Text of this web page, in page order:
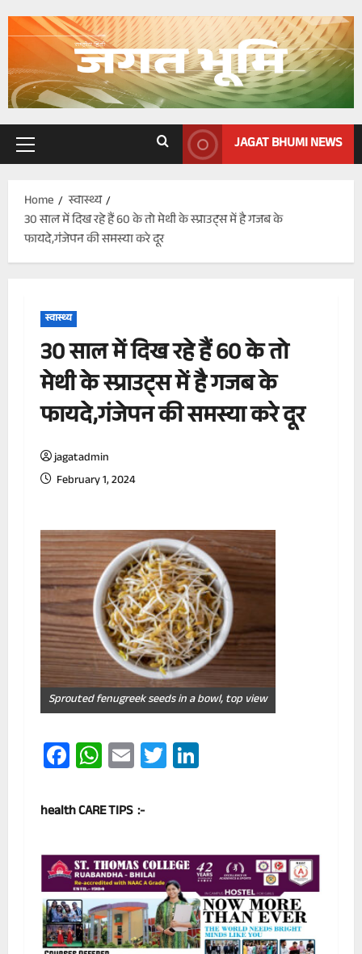
Primary
JAGAT BHUMI NEWS
Home
स्वास्थ्य
30 साल में दिख रहे हैं 60 के तो मेथी के स्प्राउट्स में है गजब के
फायदे,गंजेपन की समस्या करे दूर
स्वास्थ्य
30 साल में दिख रहे हैं 60 के तो
मेथी के स्प्राउट्स में है गजब के
फायदे,गंजेपन की समस्या करे दूर
jagatadmin
February 1, 2024
Sprouted fenugreek seeds in a bowl, top view
Facebook
WhatsApp
EmailTwitter
health CARE TIPS :-